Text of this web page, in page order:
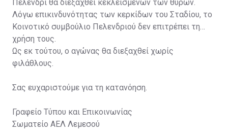
Πελένδρι θα διεξαχθεί κεκλεισμένων των θυρών.
Λόγω επικινδυνότητας των κερκίδων του Σταδίου, το
Κοινοτικό συμβούλιο Πελενδριού δεν επιτρέπει τη
χρήση τους.
Ως εκ τούτου, ο αγώνας θα διεξαχθεί χωρίς
φιλάθλους.
Σας ευχαριστούμε για τη κατανόηση.
Γραφείο Τύπου και Επικοινωνίας
Σωματείο ΑΕΛ Λεμεσού